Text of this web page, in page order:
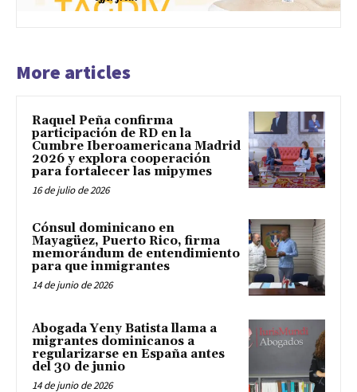
More articles
Raquel Peña confirma
participación de RD en la
Cumbre Iberoamericana Madrid
2026 y explora cooperación
para fortalecer las mipymes
16 de julio de 2026
Cónsul dominicano en
Mayagüez, Puerto Rico, firma
memorándum de entendimiento
para que inmigrantes
14 de junio de 2026
Abogada Yeny Batista llama a
migrantes dominicanos a
regularizarse en España antes
del 30 de junio
14 de junio de 2026